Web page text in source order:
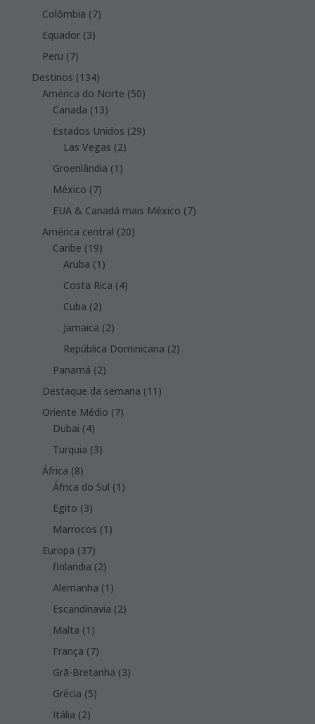
products
Colômbia 77
Equador 33
Peru 77
products
Destinos 134134
products
América do Norte 5050
Canada 1313
products
Estados Unidos 2929
Las Vegas 22
Groenlândia 1 1
México 77
products
EUA & Canadá mais México 77
América central 2020
Caribe 1919
products
Aruba 1 1
product
Costa Rica 44
Cuba 22
products
Jamaica 22
products
República Dominicana 22
Panamá 22
Destaque da semana 11 11
Oriente Médio 77
Dubai 44
products
Turquia 33
África 88
products
África do Sul 1 1
Egito 33
products
Marrocos 1 1
Europa 3737
products
finlandia 22
products
Alemanha 1 1
product
Escandinavia 22
Malta 1 1
product
França 77
products
Grã-Bretanha 33
Grécia 55
Itália 22